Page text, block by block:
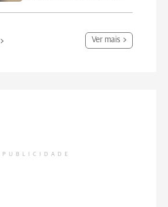
Ver mais
PUBLICIDADE